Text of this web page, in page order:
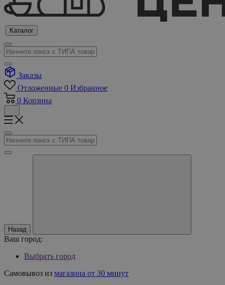
Каталог
Заказы
Отложенные 0 Избранное
0 Корзина
Назад
Ваш город:
Выбрать город
Самовывоз из магазина от 30 минут